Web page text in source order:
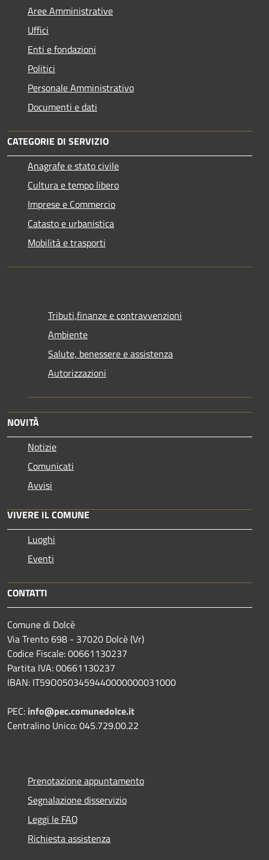
Aree Amministrative
Uffici
Enti e fondazioni
Politici
Personale Amministrativo
Documenti e dati
CATEGORIE DI SERVIZIO
Anagrafe e stato civile
Cultura e tempo libero
Imprese e Commercio
Catasto e urbanistica
Mobilità e trasporti
Tributi,finanze e contravvenzioni
Ambiente
Salute, benessere e assistenza
Autorizzazioni
NOVITÀ
Notizie
Comunicati
Avvisi
VIVERE IL COMUNE
Luoghi
Eventi
CONTATTI
Comune di Dolcè
Via Trento 698 - 37020 Dolcè (Vr)
Codice Fiscale: 00661130237
Partita IVA: 00661130237
IBAN: IT59O0503459440000000031000
PEC: info@pec.comunedolce.it
Centralino Unico: 045.729.00.22
Prenotazione appuntamento
Segnalazione disservizio
Leggi le FAQ
Richiesta assistenza